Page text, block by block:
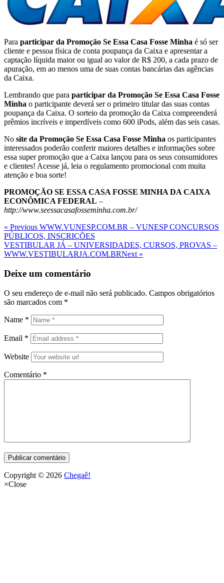
Para participar da Promoção Se Essa Casa Fosse Minha é só ser
cliente e pessoa física de conta poupança da Caixa e apresentar a
captação líquida maior ou igual ao valor de R$ 200, a cada prazo de
apuração, em ao menos uma de suas contas bancárias das agências
da Caixa.
Lembrando que para participar da Promoção Se Essa Casa Fosse
Minha o participante deverá ser o primeiro titular das suas contas
poupança da Caixa. O sorteio da promoção da Caixa compreenderá
prêmios incríveis e imperdíveis como 600 iPods, além das seis casas.
No site da Promoção Se Essa Casa Fosse Minha os participantes
interessados poderão conferir maiores detalhes e informações sobre
essa super promoção que a Caixa lançou para os seus consumidores
e clientes! Acesse já, leia o regulamento promocional com muita
atenção e boa sorte!
PROMOÇÃO SE ESSA CASA FOSSE MINHA DA CAIXA
ECONÔMICA FEDERAL –
http://www.seessacasafosseminha.com.br/
Navegação
de
Post
Previous
Post
« Previous WWW.VUNESP.COM.BR – VUNESP CONCURSOS
PÚBLICOS, INSCRIÇÕES
Next
Post
VESTIBULAR JÁ – UNIVERSIDADES, CURSOS, PROVAS –
WWW.VESTIBULARJA.COM.BRNext »
Deixe um comentário
O seu endereço de e-mail não será publicado. Campos obrigatórios
são marcados com *
Name *
Email *
Website
Comentário *
Copyright © 2026 Chegaê!
×Close